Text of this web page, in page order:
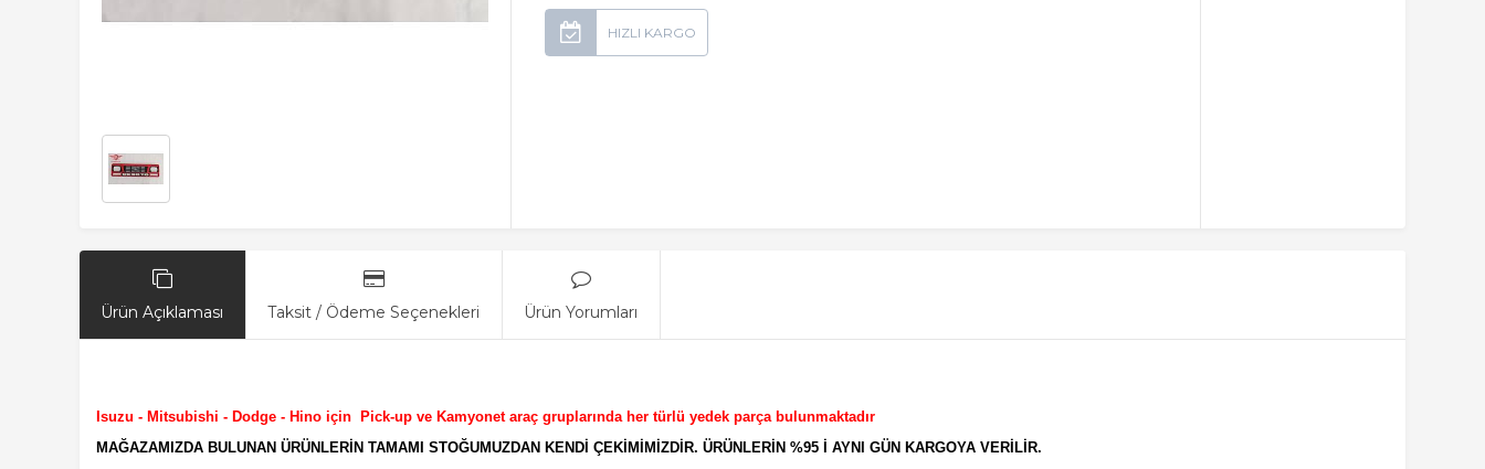
Ürün Açıklaması Taksit / Ödeme Seçenekleri Ürün Yorumları
Isuzu - Mitsubishi - Dodge - Hino için Pick-up ve Kamyonet araç gruplarında her türlü yedek parça bulunmaktadır
MAĞAZAMIZDA BULUNAN ÜRÜNLERİN TAMAMI STOĞUMUZDAN KENDİ ÇEKİMİMİZDİR. ÜRÜNLERİN %95 İ AYNI GÜN KARGOYA VERİLİR.